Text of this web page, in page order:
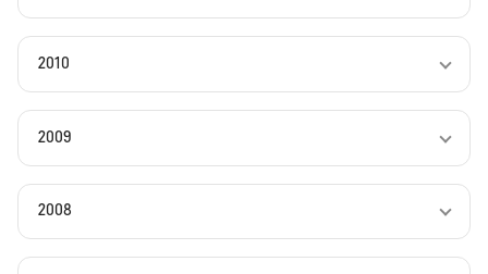
2010
2009
2008